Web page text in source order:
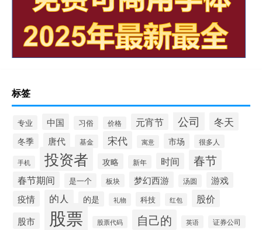
标签
专业 中国 习俗 价格 元宵节 公司 冬天
冬季 唐代 基金 宋代 寓意 市场 很多人
手机 投资者 攻略 新年 时间 春节
春节期间 是一个 板块 梦幻西游 汤圆
游戏
疫情
的人 的是 礼物 科技 红包 股价
股市 股票 股票代码 自己的 英语 证券公司